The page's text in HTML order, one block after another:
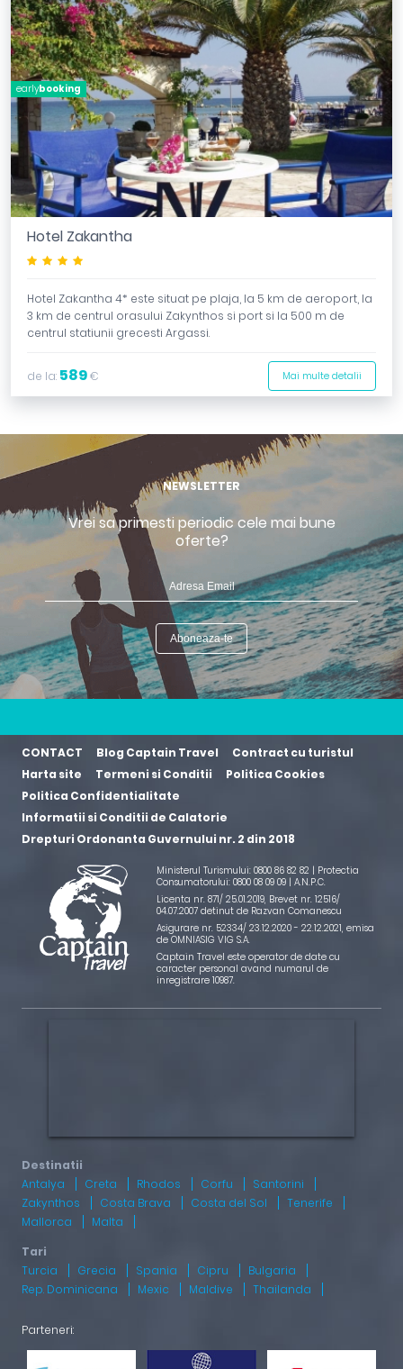
Hotel Zakantha
earlybooking
Hotel Zakantha 4* este situat pe plaja, la 5 km de aeroport, la
3 km de centrul orasului Zakynthos si port si la 500 m de
centrul statiunii grecesti Argassi.
de la: 589€ Mai multe detalii
NEWSLETTER
Vrei sa primesti periodic cele mai bune
oferte?
CONTACT Blog Captain Travel
Contract cu turistul
Harta site
Termeni si Conditii
Politica Cookies
Politica Confidentialitate
Informatii si Conditii de Calatorie
Drepturi Ordonanta Guvernului nr. 2 din 2018
Ministerul Turismului: 0800 86 82 82 | Protectia
Consumatorului: 0800 08 09 09 | A.N.P.C.
Licenta nr. 871/ 25.01.2019, Brevet nr. 12516/
04.07.2007 detinut de Razvan Comanescu
Asigurare nr. 52334/ 23.12.2020 - 22.12.2021, emisa
de OMNIASIG VIG S.A.
Captain Travel este operator de date cu
caracter personal avand numarul de
inregistrare 10987.
Antalya Creta Rhodos Corfu
Santorini
Zakynthos
Costa Brava Costa del Sol
Tenerife
Mallorca
Malta
Turcia Grecia Spania Cipru
Bulgaria
Rep. Dominicana
Mexic Maldive Thailanda